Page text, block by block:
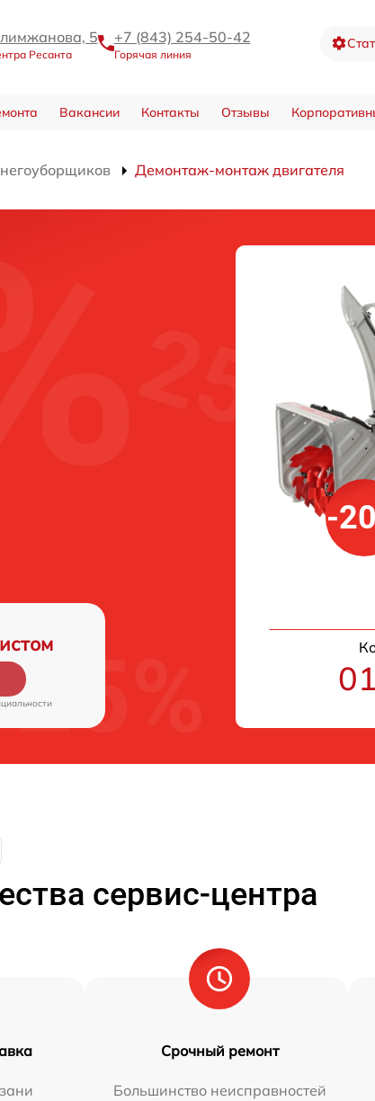
5
Ресанта
+7 (843) 254-50-42
Горячая линия
Вакансии Контакты Отзывы
Демонтаж-монтаж двигателя
-
сервис-центра
Срочный ремонт
Большинство неисправностей